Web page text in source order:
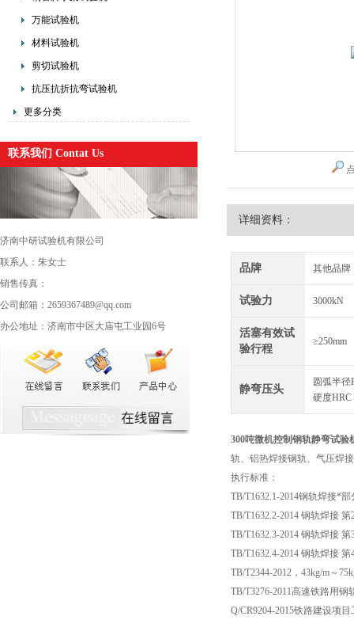
万能试验机
材料试验机
剪切试验机
抗压抗折抗弯试验机
更多分类
联系我们 Contat Us
济南中研试验机有限公司
联系人：朱女士
销售传真：
公司邮箱：2659367489@qq.com
办公地址：济南市中区大庙屯工业园6号
详细资料：
品牌 其他品牌
试验力 3000kN
活塞有效试
验行程
≥250mm
静弯压头
圆弧半径
硬度HRC
300吨微机控制钢轨静弯试验
轨、铝热焊接钢轨、气压焊
执行标准：
TB/T1632.1-2014钢轨焊接*
TB/T1632.2-2014 钢轨焊接
TB/T1632.3-2014 钢轨焊接
TB/T1632.4-2014 钢轨焊接
TB/T2344-2012，43kg/m～
TB/T3276-2011高速铁路用钢
Q/CR9204-2015铁路建设项